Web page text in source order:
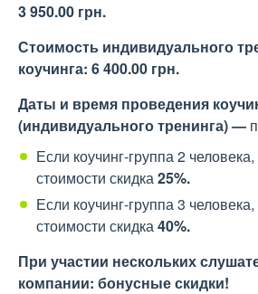
3 950.00 грн.
Стоимость индивидуального
коучинга: 6 400.00 грн.
Даты и время проведения
(индивидуального тренинга) —
Если коучинг-группа 2
стоимости скидка25%.
Если коучинг-группа 3
стоимости скидка40%.
При участии нескольких
компании: бонусные скидки!